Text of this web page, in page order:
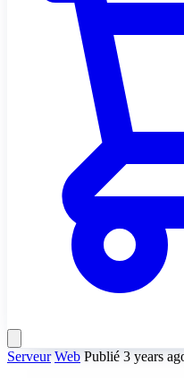
Serveur Web Publié 3 years